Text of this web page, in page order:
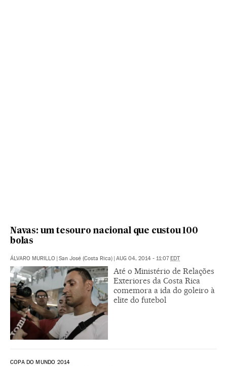
Navas: um tesouro nacional que custou 100
bolas
ÁLVARO MURILLO | San José (Costa Rica) | AUG 04, 2014 - 11:07EDT
Até o Ministério de Relações
Exteriores da Costa Rica
comemora a ida do goleiro à
elite do futebol
COPA DO MUNDO 2014